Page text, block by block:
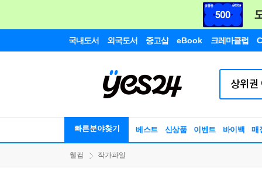
국내도서 외국도서 중고샵 eBook 크레마클럽
빠른분야찾기 베스트 신상품 이벤트 바이백 매
웰컴 작가파일